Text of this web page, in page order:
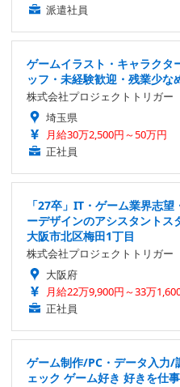
派遣社員
ゲームイラスト・キャラクタ
ッフ・未経験歓迎・残業少な
株式会社プロジェクトトリガー
埼玉県
月給30万2,500円～50万円
正社員
「27卒」IT・ゲーム業界志
ーデザインのアシスタント
大阪市北区梅田1丁目
株式会社プロジェクトトリガー
大阪府
月給22万9,900円～33万
正社員
ゲーム制作/PC・データ入力/
ェック ゲーム好き 好きを仕